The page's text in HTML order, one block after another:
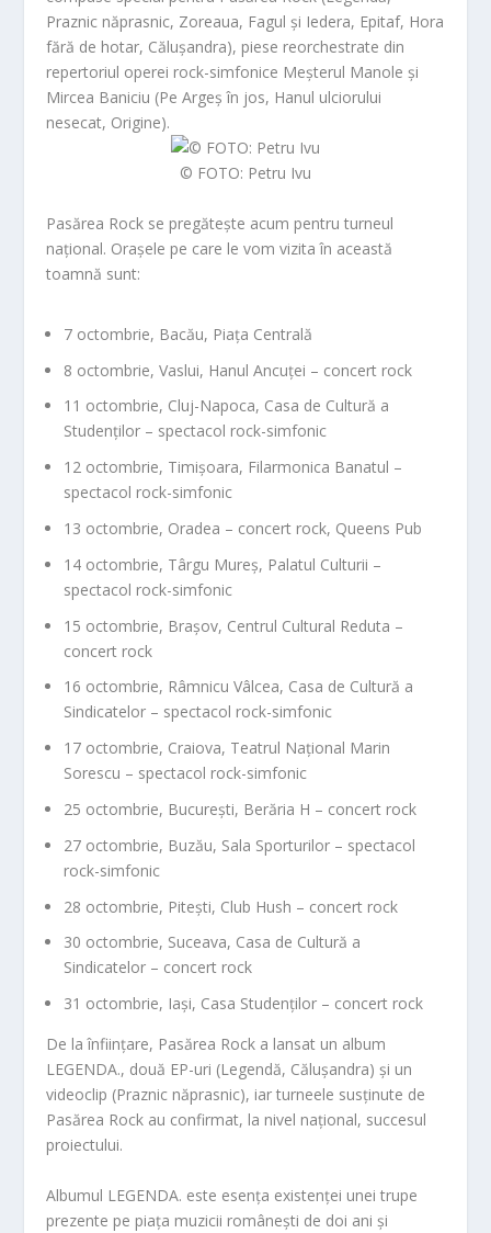
Praznic năprasnic, Zoreaua, Fagul și Iedera, Epitaf, Hora
fără de hotar, Călușandra), piese reorchestrate din
repertoriul operei rock-simfonice Meșterul Manole și
Mircea Baniciu (Pe Argeș în jos, Hanul ulciorului
nesecat, Origine).
© FOTO: Petru Ivu
Pasărea Rock se pregătește acum pentru turneul
național. Orașele pe care le vom vizita în această
toamnă sunt:
7 octombrie, Bacău, Piața Centrală
8 octombrie, Vaslui, Hanul Ancuței – concert rock
11 octombrie, Cluj-Napoca, Casa de Cultură a
Studenților – spectacol rock-simfonic
12 octombrie, Timișoara, Filarmonica Banatul –
spectacol rock-simfonic
13 octombrie, Oradea – concert rock, Queens Pub
14 octombrie, Târgu Mureș, Palatul Culturii –
spectacol rock-simfonic
15 octombrie, Brașov, Centrul Cultural Reduta –
concert rock
16 octombrie, Râmnicu Vâlcea, Casa de Cultură a
Sindicatelor – spectacol rock-simfonic
17 octombrie, Craiova, Teatrul Național Marin
Sorescu – spectacol rock-simfonic
25 octombrie, București, Berăria H – concert rock
27 octombrie, Buzău, Sala Sporturilor – spectacol
rock-simfonic
28 octombrie, Pitești, Club Hush – concert rock
30 octombrie, Suceava, Casa de Cultură a
Sindicatelor – concert rock
31 octombrie, Iași, Casa Studenților – concert rock
De la înființare, Pasărea Rock a lansat un album
LEGENDA., două EP-uri (Legendă, Călușandra) și un
videoclip (Praznic năprasnic), iar turneele susținute de
Pasărea Rock au confirmat, la nivel național, succesul
proiectului.
Albumul LEGENDA. este esența existenței unei trupe
prezente pe piața muzicii românești de doi ani și